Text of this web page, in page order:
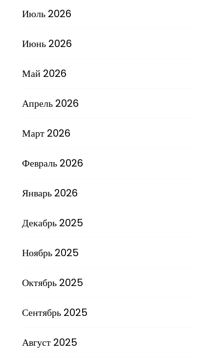
Июль 2026
Июнь 2026
Май 2026
Апрель 2026
Март 2026
Февраль 2026
Январь 2026
Декабрь 2025
Ноябрь 2025
Октябрь 2025
Сентябрь 2025
Август 2025